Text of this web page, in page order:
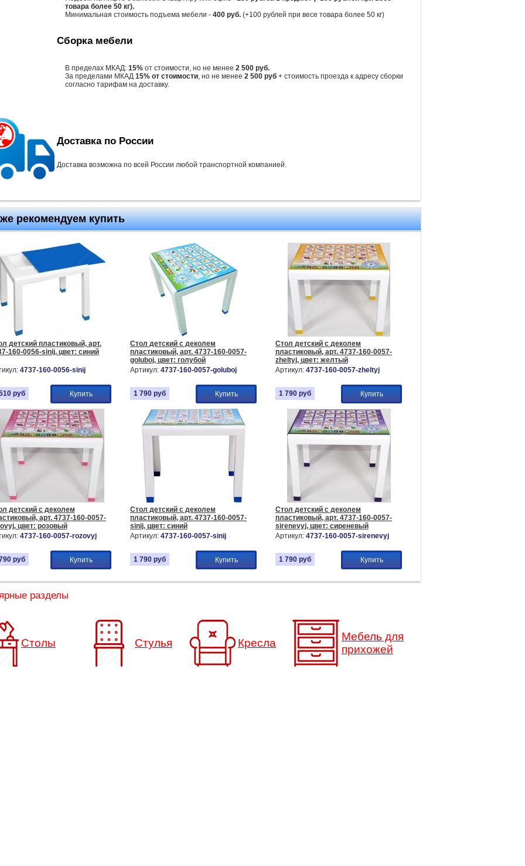
товара более 50 кг).
Минимальная стоимость подъема мебели - 400 руб. (+100 рублей при весе товара более 50 кг)
Сборка мебели
В пределах МКАД: 15% от стоимости, но не менее 2 500 руб.
За пределами МКАД 15% от стоимости, но не менее 2 500 руб + стоимость проезда к адресу сборки
согласно тарифам на доставку.
Доставка по России
Доставка возможна по всей России любой транспортной компанией.
рекомендуем купить
детский пластиковый, арт.
160-0056-sinij, цвет: синий
4737-160-0056-sinij
руб Купить
Стол детский с деколем
пластиковый, арт. 4737-160-0057-
goluboj, цвет: голубой
Артикул: 4737-160-0057-goluboj
1 790 руб Купить
Стол детский с деколем
пластиковый, арт. 4737-160-0057-
zheltyj, цвет: желтый
Артикул: 4737-160-0057-zheltyj
1 790 руб Купить
детский с деколем
арт. 4737-160-0057-
цвет: розовый
4737-160-0057-rozovyj
руб Купить
Стол детский с деколем
пластиковый, арт. 4737-160-0057-
sinij, цвет: синий
Артикул: 4737-160-0057-sinij
1 790 руб Купить
Стол детский с деколем
пластиковый, арт. 4737-160-0057-
sirenevyj, цвет: сиреневый
Артикул: 4737-160-0057-sirenevyj
1 790 руб Купить
разделы
Столы Стулья Кресла
Мебель для
прихожей